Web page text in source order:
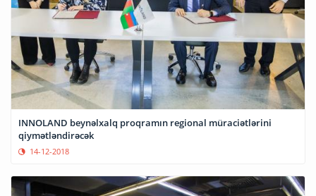
INNOLAND beynəlxalq proqramın regional müraciətlərini
qiymətləndirəcək
14-12-2018